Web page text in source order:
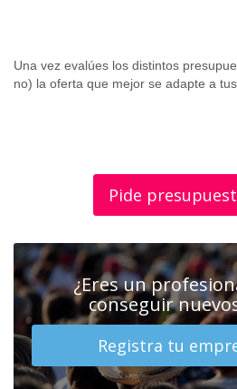
Una vez evalúes los distintos
no) la oferta que mejor se adapte a
Pide
¿Eres un
conseguir
Registra tu